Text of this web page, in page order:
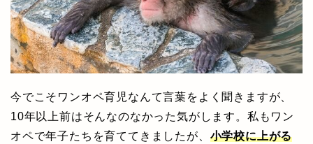
今でこそワンオペ育児なんて言葉を よく聞きますが、
10年以上前はそんなのなかった気がします。私もワン
オペで年子たちを育ててきましたが、 小学校に上がる